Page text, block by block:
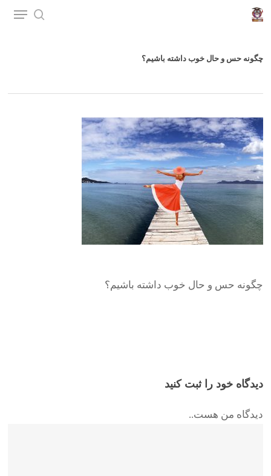
چگونه حس و حال خوب داشته باشیم؟
چگونه حس و حال خوب داشته باشیم؟
دیدگاه خود را ثبت کنید
دیدگاه من هست..